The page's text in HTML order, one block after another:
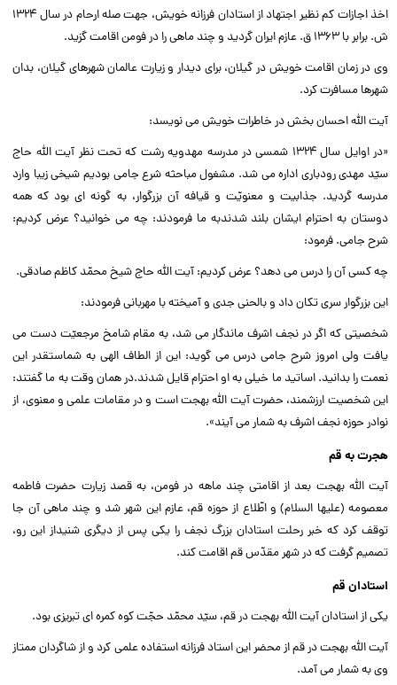
اخذ اجازات کم نظیر اجتهاد از استادان فرزانه خویش، جهت صله ارحام در سال ۱۳۲۴
ش. برابر با ۱۳۶۳ ق. عازم ایران گردید و چند ماهى را در فومن اقامت گزید.‌‌
وى در زمان اقامت خویش در گیلان، براى دیدار و زیارت عالمان شهرهاى گیلان، بدان
شهرها مسافرت کرد.‌‌
آیت الله احسان بخش در خاطرات خویش مى نویسد:‌‌
«در اوایل سال ۱۳۲۴ شمسى در مدرسه مهدویه رشت که تحت نظر آیت الله حاج
سیّد مهدى رودبارى اداره مى شد. مشغول مباحثه شرع جامى بودیم شیخى زیبا وارد
مدرسه گردید. جذابیت و معنویّت و قیافه آن بزرگوار، به گونه اى بود که همه
دوستان به احترام ایشان بلند شدندبه ما فرمودند: چه مى خوانید؟ عرض کردیم:
شرح جامى. فرمود:‌‌
چه کسى آن را درس مى دهد؟ عرض کردیم: آیت الله حاج شیخ محمّد کاظم صادقى.‌‌
این بزرگوار سرى تکان داد و بالحنى جدى و آمیخته با مهربانى فرمودند:‌‌
شخصیتى که اگر در نجف اشرف ماندگار مى شد، به مقام شامخ مرجعیّت دست مى
یافت ولى امروز شرح جامى درس مى گوید: این از الطاف الهى به شماستقدر این
نعمت را بدانید. اساتید ما خیلى به او احترام قایل شدند.در همان وقت به ما گفتند:
این شخصیت ارزشمند، حضرت آیت الله بهجت است و در مقامات علمى و معنوى، از
نوادر حوزه نجف اشرف به شمار مى آیند».‌‌
هجرت به قم
آیت الله بهجت بعد از اقامتى چند ماهه در فومن، به قصد زیارت حضرت فاطمه
معصومه (علیها السلام) و اطّلاع از حوزه قم، عازم این شهر شد و چند ماهى آن جا
توقف کرد که خبر رحلت استادان بزرگ نجف را یکى پس از دیگرى شنیداز این رو،
تصمیم گرفت که در شهر مقدّس قم اقامت کند.‌‌
استادان قم
یکى از استادان آیت الله بهجت در قم، سیّد محمّد حجّت کوه کمره اى تبریزى بود.‌‌
آیت الله بهجت در قم از محضر این استاد فرزانه استفاده علمى کرد و از شاگردان ممتاز
وى به شمار مى آمد.‌‌